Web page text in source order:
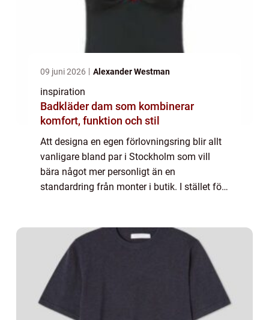
09 juni 2026 Alexander Westman
inspiration
Badkläder dam som kombinerar
komfort, funktion och stil
Att designa en egen förlovningsring blir allt
vanligare bland par i Stockholm som vill
bära något mer personligt än en
standardring från monter i butik. I stället för